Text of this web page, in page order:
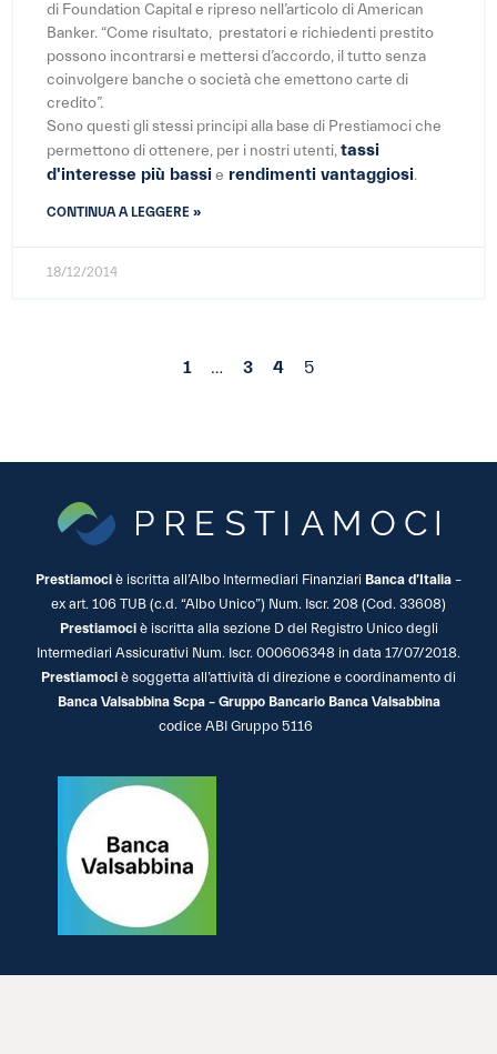
di Foundation Capital e ripreso nell’articolo di American
Banker. “Come risultato, prestatori e richiedenti prestito
possono incontrarsi e mettersi d’accordo, il tutto senza
coinvolgere banche o società che emettono carte di
credito”.
Sono questi gli stessi principi alla base di Prestiamoci che
permettono di ottenere, per i nostri utenti,tassi
d'interesse più bassi e rendimenti vantaggiosi.
CONTINUA A LEGGERE »
18/12/2014
1 … 3 4 5
Prestiamoci è iscritta all’Albo Intermediari Finanziari Banca d’Italia –
ex art. 106 TUB (c.d. “Albo Unico”) Num. Iscr. 208 (Cod. 33608)
Prestiamociè iscritta alla sezione D del Registro Unico degli
Intermediari Assicurativi Num. Iscr. 000606348 in data 17/07/2018.
Prestiamoci è soggetta all’attività di direzione e coordinamento di
Banca Valsabbina Scpa – Gruppo Bancario Banca Valsabbina
codice ABI Gruppo 5116